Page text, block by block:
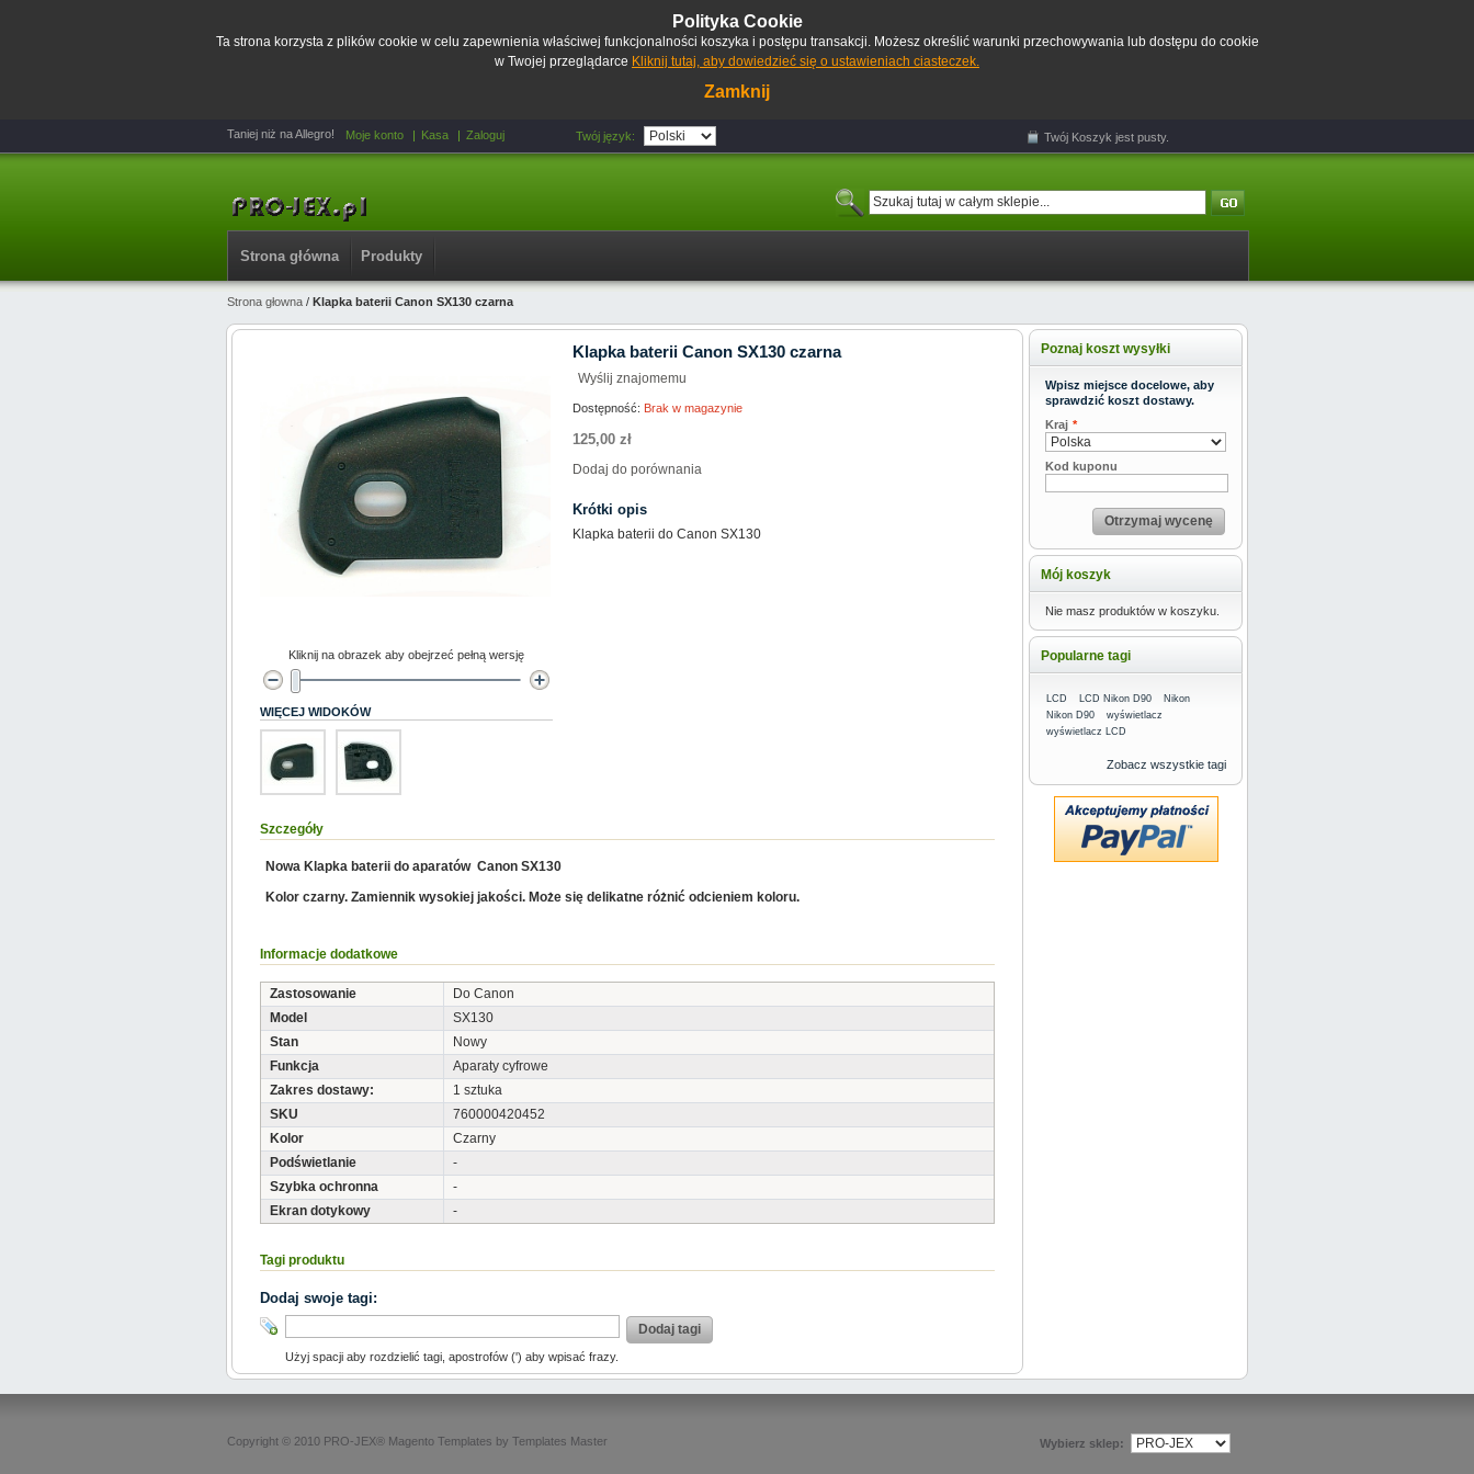
Polityka Cookie
Ta strona korzysta z plików cookie w celu zapewnienia właściwej funkcjonalności koszyka i postępu transakcji. Możesz określić warunki przechowywania lub dostępu do cookie
w Twojej przeglądarce Kliknij tutaj, aby dowiedzieć się o ustawieniach ciasteczek.
Zamknij
Taniej niż na Allegro! Moje konto Kasa Zaloguj Twój Koszyk jest pusty.
Twój język:
Strona główna Produkty
Strona głowna / Klapka baterii Canon SX130 czarna
Klapka baterii Canon SX130 czarna
Wyślij znajomemu
Dostępność: Brak w magazynie
125,00 zł
Dodaj do porównania
Krótki opis
Klapka baterii do Canon SX130
Kliknij na obrazek aby obejrzeć pełną wersję
WIĘCEJ WIDOKÓW
Szczegóły
Nowa Klapka baterii do aparatów Canon SX130
Kolor czarny. Zamiennik wysokiej jakości. Może się delikatne różnić odcieniem koloru.
Informacje dodatkowe
Zastosowanie
Do Canon
Model
SX130
Stan
Nowy
Funkcja
Aparaty cyfrowe
Zakres dostawy:
1 sztuka
SKU
760000420452
Kolor
Czarny
Podświetlanie
-
Szybka ochronna
-
Ekran dotykowy
-
Tagi produktu
Dodaj swoje tagi:
Dodaj tagi
Użyj spacji aby rozdzielić tagi, apostrofów (') aby wpisać frazy.
Poznaj koszt wysyłki
Wpisz miejsce docelowe, aby
sprawdzić koszt dostawy.
*
Kraj
Kod kuponu
Otrzymaj wycenę
Mój koszyk
Nie masz produktów w koszyku.
Popularne tagi
LCD LCD Nikon D90
Nikon
Nikon D90
wyświetlacz
wyświetlacz LCD
Zobacz wszystkie tagi
Copyright © 2010 PRO-JEX® Magento Templates by Templates Master Wybierz sklep: